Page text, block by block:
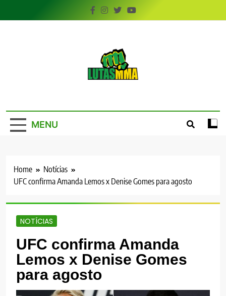
to
MENU
Home
Notícias
UFC confirma Amanda Lemos x Denise Gomes para agosto
NOTÍCIAS
UFC confirma Amanda
Lemos x Denise Gomes
para agosto